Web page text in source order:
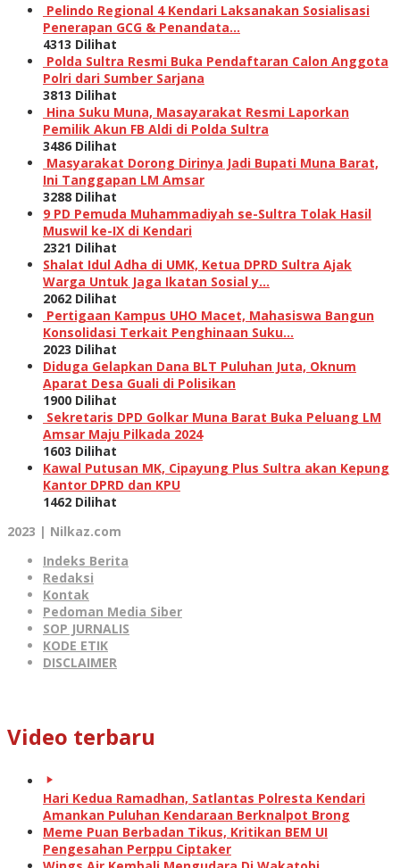
Pelindo Regional 4 Kendari Laksanakan Sosialisasi
Penerapan GCG & Penandata…
4313 Dilihat
Polda Sultra Resmi Buka Pendaftaran Calon Anggota
Polri dari Sumber Sarjana
3813 Dilihat
Hina Suku Muna, Masayarakat Resmi Laporkan
Pemilik Akun FB Aldi di Polda Sultra
3486 Dilihat
Masyarakat Dorong Dirinya Jadi Bupati Muna Barat,
Ini Tanggapan LM Amsar
3288 Dilihat
9 PD Pemuda Muhammadiyah se-Sultra Tolak Hasil
Muswil ke-IX di Kendari
2321 Dilihat
Shalat Idul Adha di UMK, Ketua DPRD Sultra Ajak
Warga Untuk Jaga Ikatan Sosial y…
2062 Dilihat
Pertigaan Kampus UHO Macet, Mahasiswa Bangun
Konsolidasi Terkait Penghinaan Suku…
2023 Dilihat
Diduga Gelapkan Dana BLT Puluhan Juta, Oknum
Aparat Desa Guali di Polisikan
1900 Dilihat
Sekretaris DPD Golkar Muna Barat Buka Peluang LM
Amsar Maju Pilkada 2024
1603 Dilihat
Kawal Putusan MK, Cipayung Plus Sultra akan Kepung
Kantor DPRD dan KPU
1462 Dilihat
2023 | Nilkaz.com
Indeks Berita
Redaksi
Kontak
Pedoman Media Siber
SOP JURNALIS
KODE ETIK
DISCLAIMER
Video terbaru
Hari Kedua Ramadhan, Satlantas Polresta Kendari
Amankan Puluhan Kendaraan Berknalpot Brong
Meme Puan Berbadan Tikus, Kritikan BEM UI
Pengesahan Perppu Ciptaker